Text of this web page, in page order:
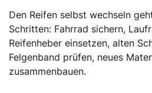
Den Reifen selbst wechseln
Schritten: Fahrrad sichern,
Reifenheber einsetzen, alten
Felgenband prüfen, neues
zusammenbauen.